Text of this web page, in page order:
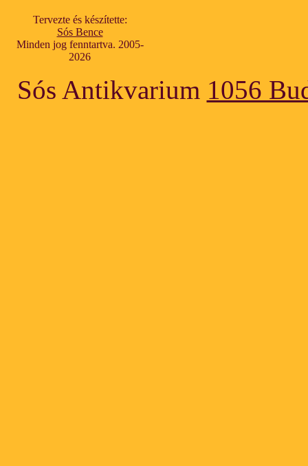
Tervezte és készítette:
Sós Bence
Minden jog fenntartva. 2005-
2026
Sós Antikvarium 1056